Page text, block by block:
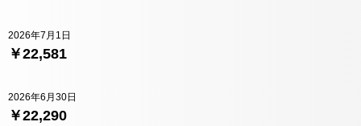
￥22,581
2026年7月1日
￥22,290
2026年6月30日